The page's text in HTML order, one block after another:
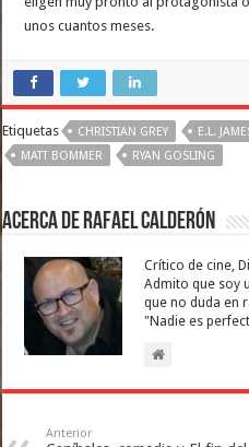
unos cuantos meses.
Etiquetas CHRISTIAN GREY E.L.
MATT BOMMER
RYAN GOSLING
Acerca de Rafael Calderón
Crítico de cine,
Admito que soy
que no duda en
"Nadie es
Anterior